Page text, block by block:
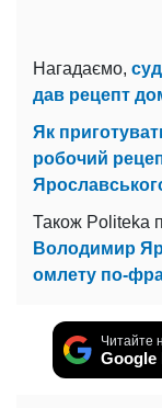
Нагадаємо,
дав рецепт
Як
робочий
Також Politeka
Володимир
омлету по-
Читайте
Google